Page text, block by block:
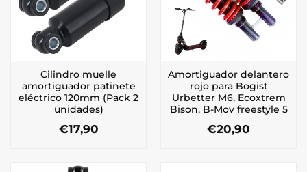
Cilindro muelle
amortiguador patinete
eléctrico 120mm (Pack 2
unidades)
€17,90
Amortiguador delantero
rojo para Bogist
Urbetter M6, Ecoxtrem
Bison, B-Mov freestyle 5
€20,90